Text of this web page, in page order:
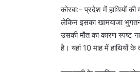
कोरबा:- प्रदेश में हाथियों
लेकिन इसका खामयाजा
उसकी मौत का कारण स्पष्ट
है। यहां 10 माह में हाथियों के